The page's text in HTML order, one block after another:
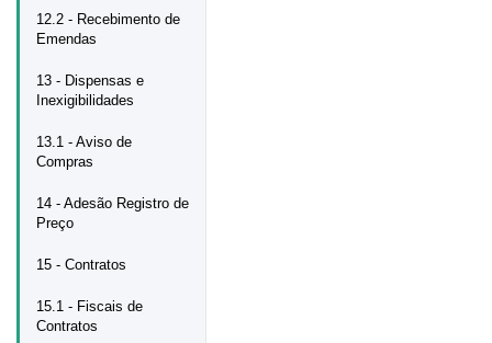
12.2 - Recebimento de
Emendas
13 - Dispensas e
Inexigibilidades
13.1 - Aviso de
Compras
14 - Adesão Registro de
Preço
15 - Contratos
15.1 - Fiscais de
Contratos